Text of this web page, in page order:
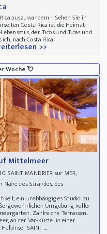
auszuwandern - Sehen Sie in
Costa Rica ist die Heimat
der Ticos und Ticas und
nach Costa Rica
>>
Woche💘
Mittelmeer
MANDRIER sur MER,
des Strandes, des
ein unabhängiges Studio zu
Umgebung voller
Zahlreiche Terrassen.
an der Var-Küste, in einer
SAINT ...